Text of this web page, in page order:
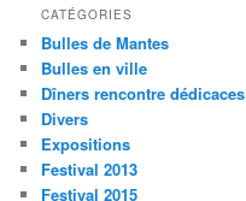
CATÉGORIES
Bulles de Mantes
Bulles en ville
Dîners rencontre dédicaces
Divers
Expositions
Festival 2013
Festival 2015